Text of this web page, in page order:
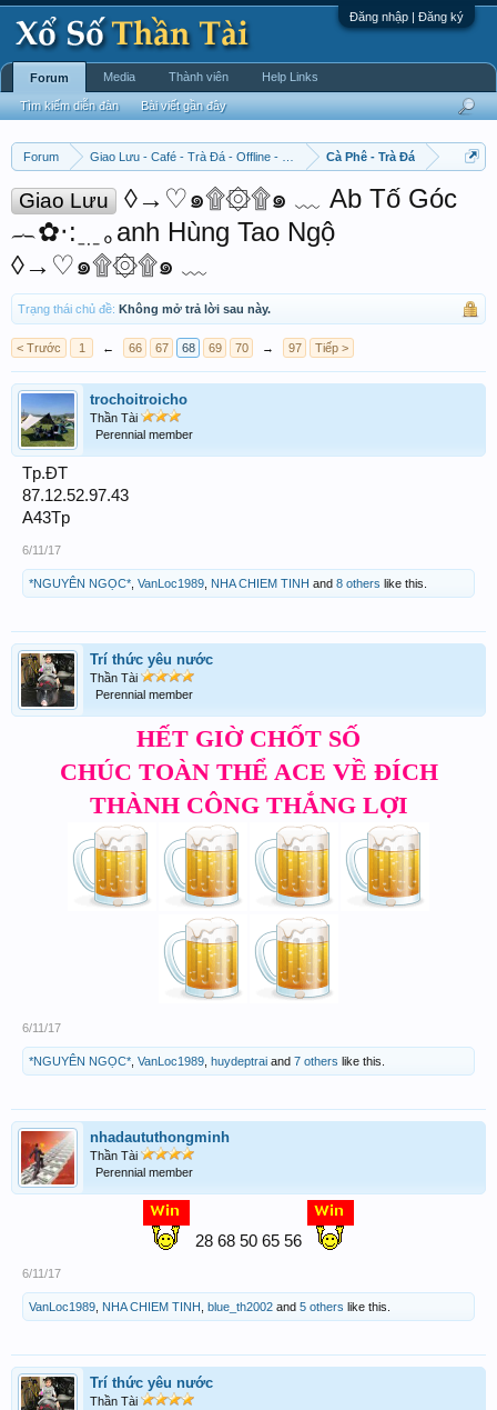
Đăng nhập | Đăng ký
Forum Giao Lưu - Café - Trà Đá - Offline - Tỉnh Tò Hihi!Cà Phê - Trà Đá
Giao Lưu
◊→♡๑۩۞۩๑ ﹏ Ab Tố Góc
︷✿‧:﹎｡anh Hùng Tao Ngộ
◊→♡๑۩۞۩๑ ﹏
Trạng thái chủ đề: Không mở trả lời sau này.
< Trước 1 ← 66 67 68 69 70 → 97 Tiếp >
trochoitroicho
Thần Tài
Perennial member
Tp.ĐT
87.12.52.97.43
A43Tp
6/11/17
*NGUYÊN NGỌC* VanLoc1989 NHA CHIEM TINH and 8 others like this.
Trí thức yêu nước
Thần Tài
Perennial member
HẾT GIỜ CHỐT SỐ
CHÚC TOÀN THỂ ACE VỀ ĐÍCH
THÀNH CÔNG THẮNG LỢI
6/11/17
*NGUYÊN NGỌC* VanLoc1989 huydeptrai and 7 others like this.
nhadaututhongminh
Thần Tài
Perennial member
28 68 50 65 56
6/11/17
VanLoc1989 NHA CHIEM TINH blue_th2002 and 5 others like this.
Trí thức yêu nước
Thần Tài
Forum
Tìm kiếm diễn đàn Bài viết gần đây
Media Thành viên Help Links